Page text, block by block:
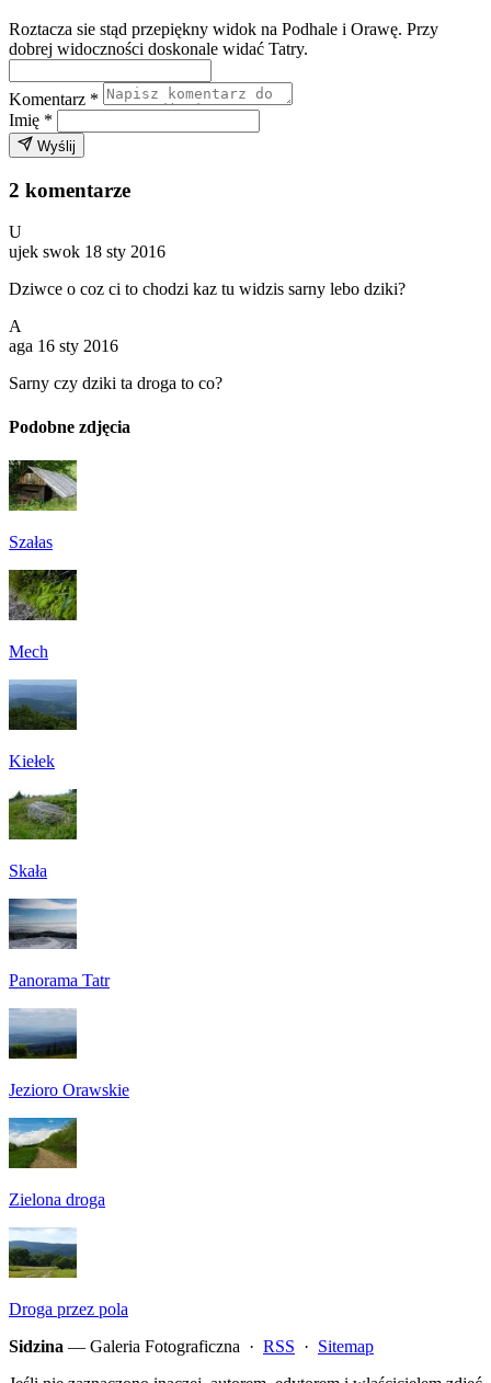
Roztacza sie stąd przepiękny widok na Podhale i Orawę. Przy
dobrej widoczności doskonale widać Tatry.
Komentarz *
Imię *
Wyślij
2 komentarze
U
ujek swok 18 sty 2016
Dziwce o coz ci to chodzi kaz tu widzis sarny lebo dziki?
A
aga 16 sty 2016
Sarny czy dziki ta droga to co?
Podobne zdjęcia
Szałas
Mech
Kiełek
Skała
Panorama Tatr
Jezioro Orawskie
Zielona droga
Droga przez pola
Sidzina — Galeria Fotograficzna · RSS · Sitemap